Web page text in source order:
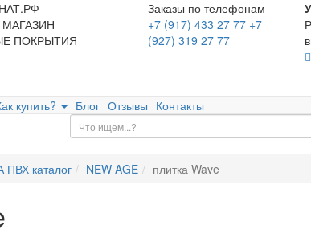
ПОКРЫТИЯ
Заказы по телефонам
+7 (917) 433 27 77 +7
(927) 319 27 77
купить? Блог Отзывы Контакты
каталог NEW AGE плитка Wave